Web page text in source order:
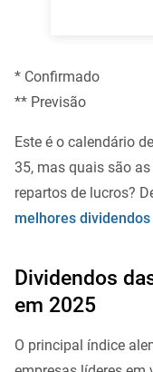
* Confirmado
** Previsão
Este é o calendário
35, mas quais são
repartos de lucros?
melhores dividendos
Dividendos
em 2025
O principal índice